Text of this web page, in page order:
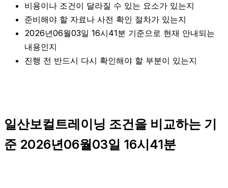
비용이나 조건이 달라질 수 있는 요소가 있는지
준비해야 할 자료나 사전 확인 절차가 있는지
2026년06월03일 16시41분 기준으로 현재 안내되는
내용인지
진행 전 반드시 다시 확인해야 할 부분이 있는지
일산보컬트레이닝 조건을 비교하는 기
준 2026년06월03일 16시41분